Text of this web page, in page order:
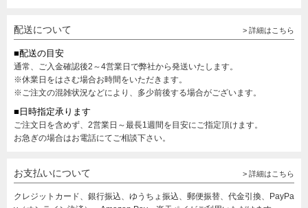
配送について > 詳細はこちら
■配送の目安
通常、ご入金確認後2～4営業日で弊社から発送いたします。
※休業日をはさむ場合お時間をいただきます。
※ご注文の混雑状況などにより、多少前後する場合がございます。
■日時指定承ります
ご注文日を含めず、2営業日～最長1週間を目安にご指定頂けます。
お急ぎの場合はお電話にてご相談下さい。
お支払いについて > 詳細はこちら
クレジットカード、銀行振込、ゆうちょ振込、郵便振替、代金引換、PayPa